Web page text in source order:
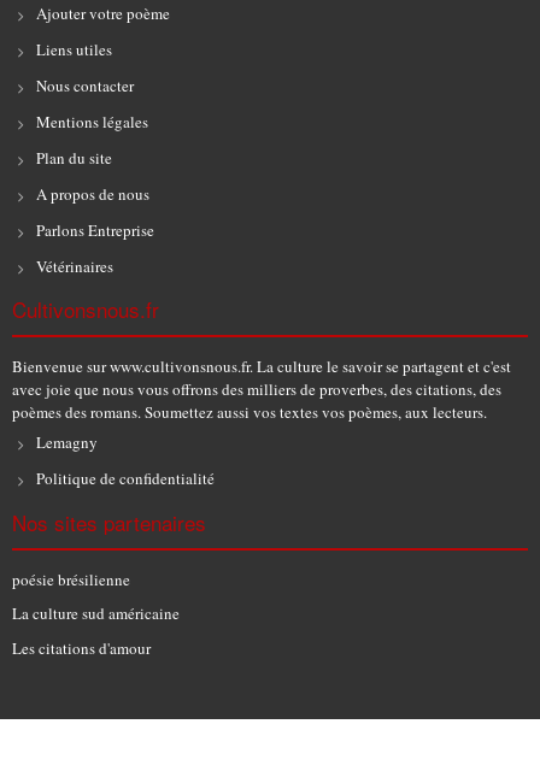
Ajouter votre poème
Liens utiles
Nous contacter
Mentions légales
Plan du site
A propos de nous
Parlons Entreprise
Vétérinaires
Cultivonsnous.fr
Bienvenue sur www.cultivonsnous.fr. La culture le savoir se partagent et c'est
avec joie que nous vous offrons des milliers de proverbes, des citations, des
poèmes des romans. Soumettez aussi vos textes vos poèmes, aux lecteurs.
Lemagny
Politique de confidentialité
Nos sites partenaires
poésie brésilienne
La culture sud américaine
Les citations d'amour